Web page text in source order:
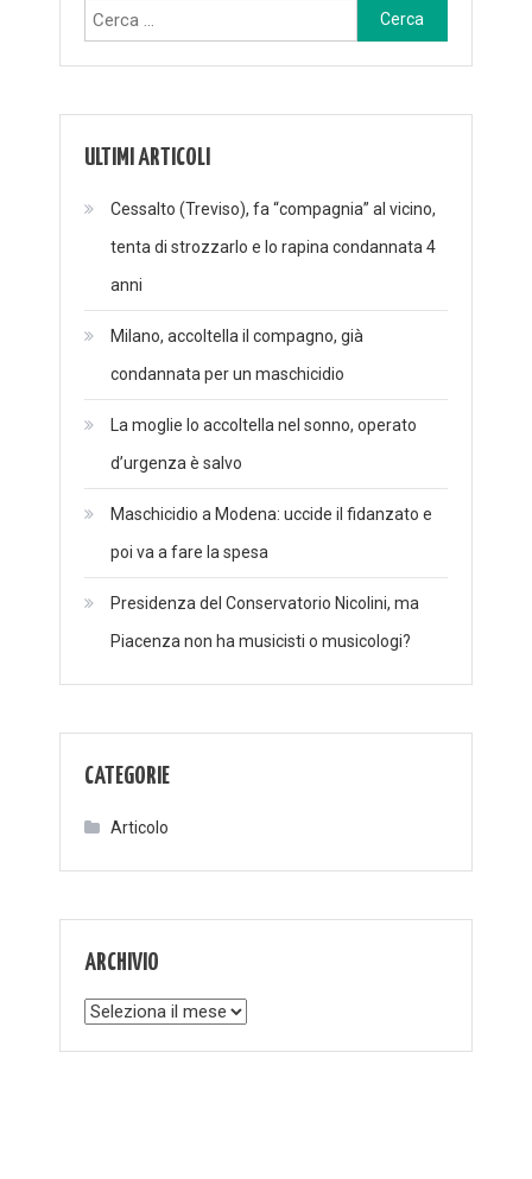
Ricerca
per:
ULTIMI ARTICOLI
Cessalto (Treviso), fa “compagnia” al vicino,
tenta di strozzarlo e lo rapina condannata 4
anni
Milano, accoltella il compagno, già
condannata per un maschicidio
La moglie lo accoltella nel sonno, operato
d’urgenza è salvo
Maschicidio a Modena: uccide il fidanzato e
poi va a fare la spesa
Presidenza del Conservatorio Nicolini, ma
Piacenza non ha musicisti o musicologi?
CATEGORIE
Articolo
ARCHIVIO
Archivio